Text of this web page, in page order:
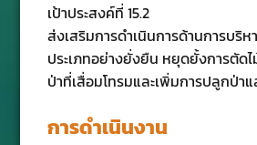
เป้าประสงค์ที่ 15.2
ส่งเสริมการดําเนินการด้านการบริห
ประเภทอย่างยั่งยืน หยุดยั้งการตัด
ป่าที่เสื่อมโทรมและเพิ่มการปลูกป่า
การดำเนินงาน